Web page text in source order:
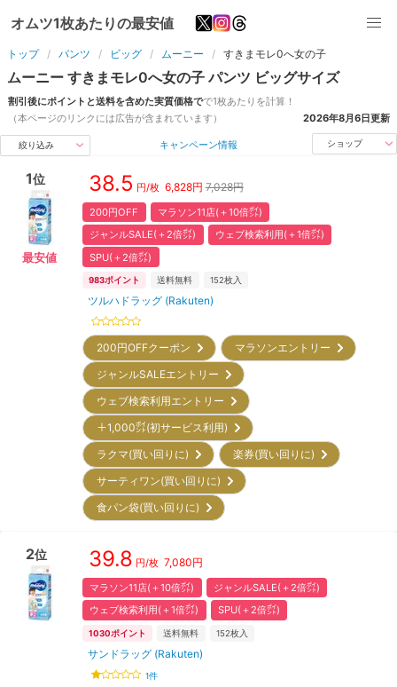
オムツ1枚あたりの最安値
トップ パンツ ビッグ ムーニー すきまモレ0へ女の子
ムーニー すきまモレ0へ女の子 パンツ ビッグサイズ
割引後にポイントと送料を含めた実質価格でで1枚あたりを計算！
（本ページのリンクには広告が含まれています）
2026年8月6日更新
絞り込み キャンペーン情報 ショップ
1位
最安値
38.5 円/枚 6,828円 7,028円
200円OFF
マラソン11店(＋10倍㌽)
ジャンルSALE(＋2倍㌽)
ウェブ検索利用(＋1倍㌽)
SPU(＋2倍㌽)
983ポイント 送料無料 152枚入
ツルハドラッグ (Rakuten)
200円OFFクーポン
マラソンエントリー
ジャンルSALEエントリー
ウェブ検索利用エントリー
＋1,000㌽(初サービス利用)
ラクマ(買い回りに)
楽券(買い回りに)
サーティワン(買い回りに)
食パン袋(買い回りに)
2位 39.8 円/枚 7,080円
マラソン11店(＋10倍㌽)
ジャンルSALE(＋2倍㌽)
ウェブ検索利用(＋1倍㌽)
SPU(＋2倍㌽)
1030ポイント 送料無料 152枚入
サンドラッグ (Rakuten)
1件